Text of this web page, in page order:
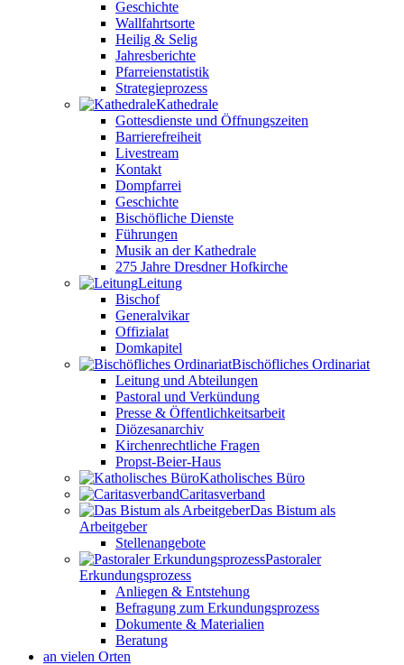
Geschichte
Wallfahrtsorte
Heilig & Selig
Jahresberichte
Pfarreienstatistik
Strategieprozess
Kathedrale
Gottesdienste und Öffnungszeiten
Barrierefreiheit
Livestream
Kontakt
Dompfarrei
Geschichte
Bischöfliche Dienste
Führungen
Musik an der Kathedrale
275 Jahre Dresdner Hofkirche
Leitung
Bischof
Generalvikar
Offizialat
Domkapitel
Bischöfliches Ordinariat
Leitung und Abteilungen
Pastoral und Verkündung
Presse & Öffentlichkeitsarbeit
Diözesanarchiv
Kirchenrechtliche Fragen
Propst-Beier-Haus
Katholisches Büro
Caritasverband
Das Bistum als
Arbeitgeber
Stellenangebote
Pastoraler
Erkundungsprozess
Anliegen & Entstehung
Befragung zum Erkundungsprozess
Dokumente & Materialien
Beratung
an vielen Orten